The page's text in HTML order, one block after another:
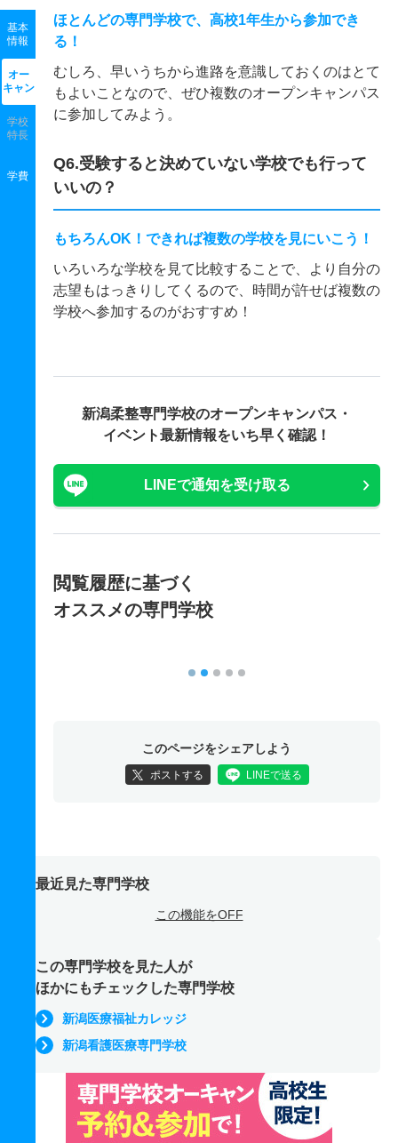
基本
情報
オー
キャン
学校
特長
学費
ほとんどの専門学校で、高校1年生から参加でき
る！
むしろ、早いうちから進路を意識しておくのはとて
もよいことなので、ぜひ複数のオープンキャンパス
に参加してみよう。
Q6.受験すると決めていない学校でも行って
いいの？
もちろんOK！できれば複数の学校を見にいこう！
いろいろな学校を見て比較することで、より自分の
志望もはっきりしてくるので、時間が許せば複数の
学校へ参加するのがおすすめ！
新潟柔整専門学校のオープンキャンパス・
イベント最新情報をいち早く確認！
LINEで通知を受け取る
閲覧履歴に基づく
オススメの専門学校
このページをシェアしよう
ポストする LINEで送る
最近見た専門学校
この機能をOFF
この専門学校を見た人が
ほかにもチェックした専門学校
新潟医療福祉カレッジ
新潟看護医療専門学校